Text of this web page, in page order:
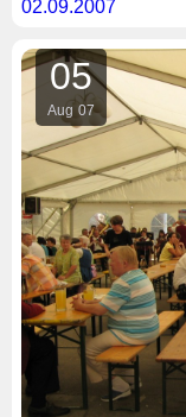
02.09.2007
05
Aug 07